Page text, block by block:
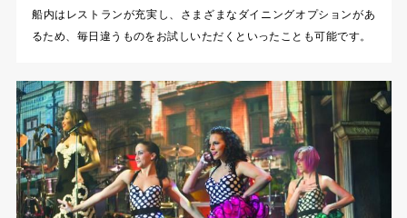
船内はレストランが充実し、さまざまなダイニングオプションがあ
るため、毎日違うものをお試しいただくといったことも可能です。